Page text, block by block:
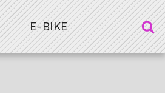
E-BIKE